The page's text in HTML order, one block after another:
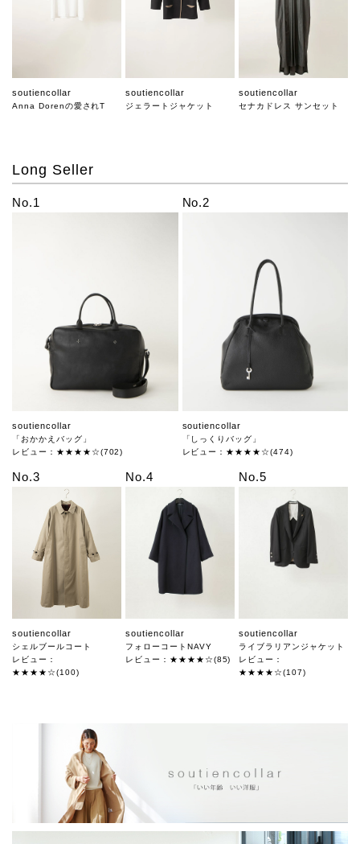
soutiencollar
Anna Dorenの愛されT
soutiencollar
ジェラートジャケット
soutiencollar
セナカドレス サンセット
Long Seller
No.1
soutiencollar
「おかかえバッグ」
レビュー：★★★★☆(702)
No.2
soutiencollar
「しっくりバッグ」
レビュー：★★★★☆(474)
No.3
soutiencollar
シェルブールコート
レビュー：
★★★★☆(100)
No.4
soutiencollar
フォローコートNAVY
レビュー：★★★★☆(85)
No.5
soutiencollar
ライブラリアンジャケット
レビュー：
★★★★☆(107)